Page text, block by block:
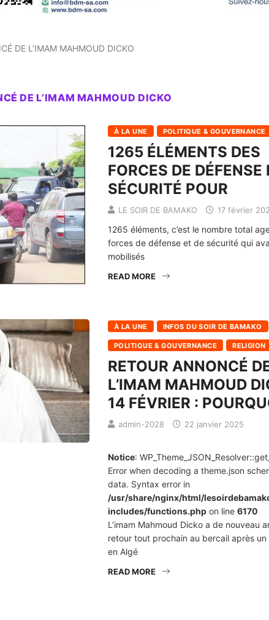
DE L’IMAM MAHMOUD DICKO
DE L’IMAM MAHMOUD DICKO
À LA UNE POLITIQUE & GOUVERNANCE
1265 ÉLÉMENTS DES
FORCES DE DÉFENSE
SÉCURITÉ POUR
LE SOIR DE BAMAKO 17 février
1265 éléments, c’est le nombre total
forces de défense et de sécurité qui
mobilisés
READ MORE
À LA UNE INFOS DU SOIR DE BAMAKO
POLITIQUE & GOUVERNANCE RELIGION
RETOUR ANNONCÉ
L’IMAM MAHMOUD
14 FÉVRIER :
admin-2028 22 janvier 2025
Notice:
Error when decoding a theme.json
data. Syntax error in
/usr/share/nginx/html/
includes/functions.php on line 6170
L’imam Mahmoud Dicko a de nouveau
retour tout prochain au bercail après un
en Algé
READ MORE